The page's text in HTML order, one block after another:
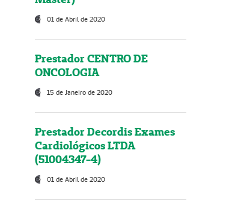
01 de Abril de 2020
Prestador CENTRO DE
ONCOLOGIA
15 de Janeiro de 2020
Prestador Decordis Exames
Cardiológicos LTDA
(51004347-4)
01 de Abril de 2020